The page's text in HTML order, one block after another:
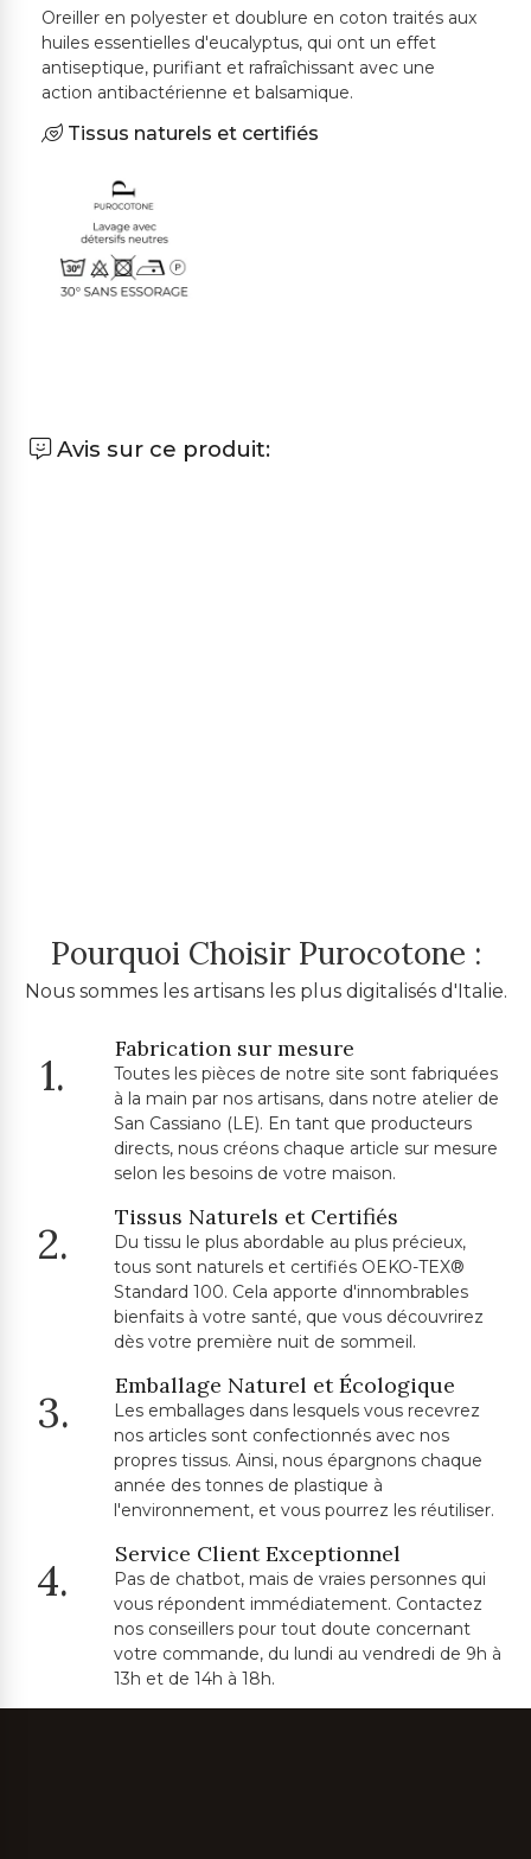
Oreiller en polyester et doublure en coton traités aux
huiles essentielles d'eucalyptus, qui ont un effet
antiseptique, purifiant et rafraîchissant avec une
action antibactérienne et balsamique.
Tissus naturels et certifiés
Avis sur ce produit:
Pourquoi Choisir Purocotone :
Nous sommes les artisans les plus digitalisés d'Italie.
1.
Fabrication sur mesure
Toutes les pièces de notre site sont fabriquées
à la main par nos artisans, dans notre atelier de
San Cassiano (LE). En tant que producteurs
directs, nous créons chaque article sur mesure
selon les besoins de votre maison.
2.
Tissus Naturels et Certifiés
Du tissu le plus abordable au plus précieux,
tous sont naturels et certifiés OEKO-TEX®
Standard 100. Cela apporte d'innombrables
bienfaits à votre santé, que vous découvrirez
dès votre première nuit de sommeil.
3.
Emballage Naturel et Écologique
Les emballages dans lesquels vous recevrez
nos articles sont confectionnés avec nos
propres tissus. Ainsi, nous épargnons chaque
année des tonnes de plastique à
l'environnement, et vous pourrez les réutiliser.
4.
Service Client Exceptionnel
Pas de chatbot, mais de vraies personnes qui
vous répondent immédiatement. Contactez
nos conseillers pour tout doute concernant
votre commande, du lundi au vendredi de 9h à
13h et de 14h à 18h.